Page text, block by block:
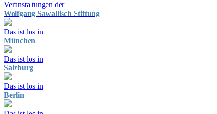
Veranstaltungen der
Wolfgang Sawallisch Stiftung
Das ist los in
München
Das ist los in
Salzburg
Das ist los in
Berlin